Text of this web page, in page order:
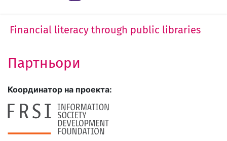
Financial literacy through public libraries
Партньори
Координатор на проекта: